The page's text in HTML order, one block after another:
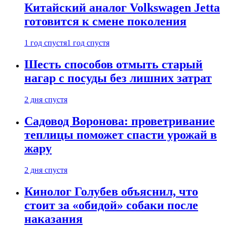
Китайский аналог Volkswagen Jetta
готовится к смене поколения
1 год спустя1 год спустя
Шесть способов отмыть старый
нагар с посуды без лишних затрат
2 дня спустя
Садовод Воронова: проветривание
теплицы поможет спасти урожай в
жару
2 дня спустя
Кинолог Голубев объяснил, что
стоит за «обидой» собаки после
наказания